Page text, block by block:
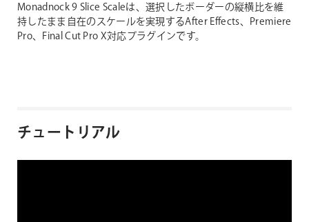
Monadnock 9 Slice Scaleは、選択したボーダーの縦横比を維
持したまま自在のスケールを実現するAfter Effects、Premiere
Pro、Final Cut Pro X対応プラグインです。
チュートリアル